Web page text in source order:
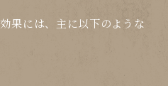
果には、主に以下のような